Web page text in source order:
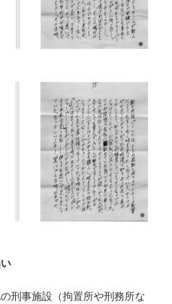
刑事施設（拘置所や刑務所な